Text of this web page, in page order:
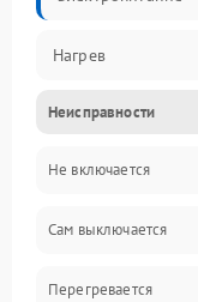
Нагрев
Неисправности
Не включается
Сам выключается
Перегревается